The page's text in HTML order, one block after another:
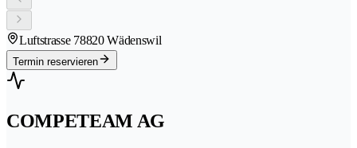
Luftstrasse 78820 Wädenswil
Termin reservieren
COMPETEAM AG